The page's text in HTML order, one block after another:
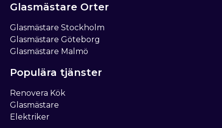
Populära tjänster
Renovera Kök
Glasmästare
Elektriker
Glasmästare Orter
Glasmästare Stockholm
Glasmästare Göteborg
Glasmästare Malmö